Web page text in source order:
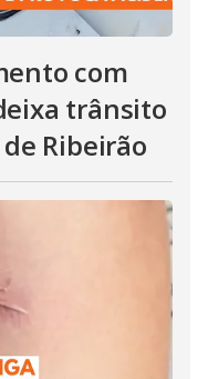
com
trânsito
Ribeirão